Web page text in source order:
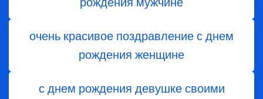
очень красивое поздравление с днем
рождения женщине
с днем рождения девушке своими